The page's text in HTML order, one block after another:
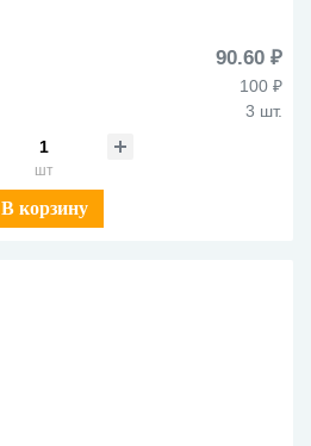
90.60 ₽
100 ₽
3 шт.
шт
В корзину